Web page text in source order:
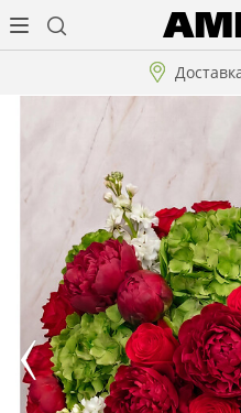
кабинет
Музыкальная
коллекция
Композиции
"ВАУ"!!!
Коллекции!!!